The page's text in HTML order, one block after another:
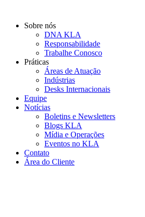
Sobre nós
DNA KLA
Responsabilidade
Trabalhe Conosco
Práticas
Áreas de Atuação
Indústrias
Desks Internacionais
Equipe
Notícias
Boletins e Newsletters
Blogs KLA
Mídia e Operações
Eventos no KLA
Contato
Área do Cliente